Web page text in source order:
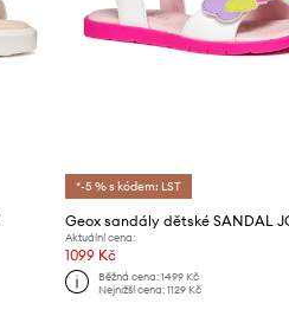
*-5 % s kódem: LST
Aktuální cena:
1099 Kč
Běžná cena: 1499 Kč
Nejnižší cena: 1129 Kč